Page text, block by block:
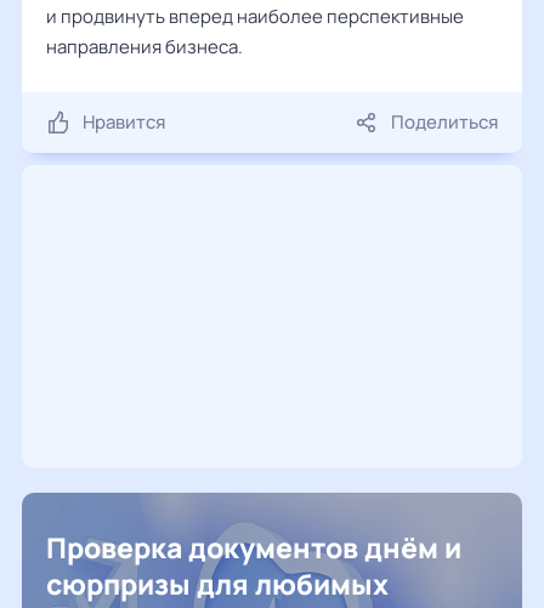
и продвинуть вперед наиболее перспективные
направления бизнеса.
Нравится Поделиться
Проверка документов днём и
сюрпризы для любимых